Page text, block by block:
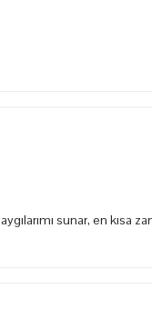
sunar, en kısa